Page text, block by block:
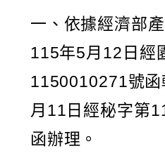
一、依據經濟部
115年5月12日經
1150010271號
月11日經秘字第
函辦理。